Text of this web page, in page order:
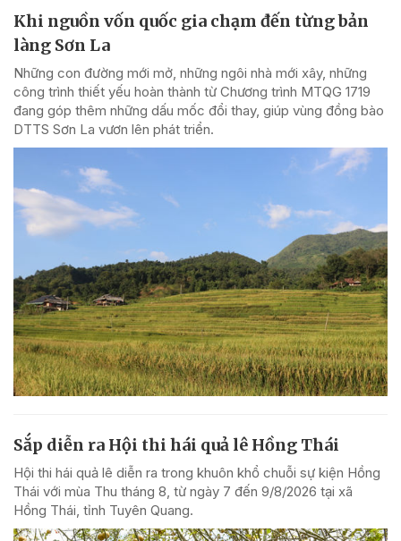
Khi nguồn vốn quốc gia chạm đến từng bản
làng Sơn La
Những con đường mới mở, những ngôi nhà mới xây, những
công trình thiết yếu hoàn thành từ Chương trình MTQG 1719
đang góp thêm những dấu mốc đổi thay, giúp vùng đồng bào
DTTS Sơn La vươn lên phát triển.
Sắp diễn ra Hội thi hái quả lê Hồng Thái
Hội thi hái quả lê diễn ra trong khuôn khổ chuỗi sự kiện Hồng
Thái với mùa Thu tháng 8, từ ngày 7 đến 9/8/2026 tại xã
Hồng Thái, tỉnh Tuyên Quang.